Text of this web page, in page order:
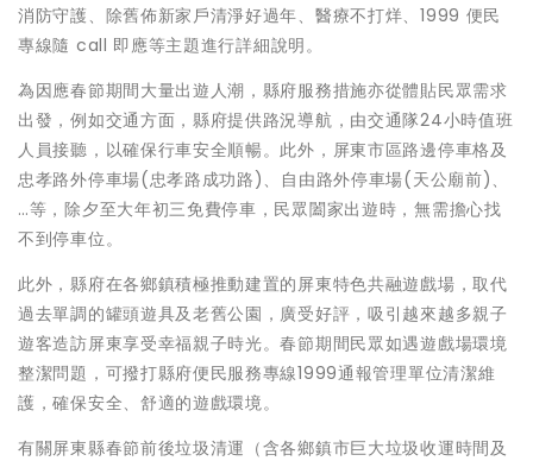
消防守護、除舊佈新家戶清淨好過年、醫療不打烊、1999 便民
專線隨 call 即應等主題進行詳細說明。
為因應春節期間大量出遊人潮，縣府服務措施亦從體貼民眾需求
出發，例如交通方面，縣府提供路況導航，由交通隊24小時值班
人員接聽，以確保行車安全順暢。此外，屏東市區路邊停車格及
忠孝路外停車場(忠孝路成功路)、自由路外停車場(天公廟前)、
…等，除夕至大年初三免費停車，民眾闔家出遊時，無需擔心找
不到停車位。
此外，縣府在各鄉鎮積極推動建置的屏東特色共融遊戲場，取代
過去單調的罐頭遊具及老舊公園，廣受好評，吸引越來越多親子
遊客造訪屏東享受幸福親子時光。春節期間民眾如遇遊戲場環境
整潔問題，可撥打縣府便民服務專線1999通報管理單位清潔維
護，確保安全、舒適的遊戲環境。
有關屏東縣春節前後垃圾清運（含各鄉鎮市巨大垃圾收運時間及